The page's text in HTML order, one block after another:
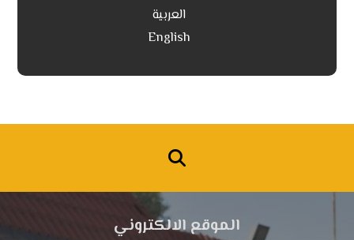
العربية
English
الموقع الالكتروني